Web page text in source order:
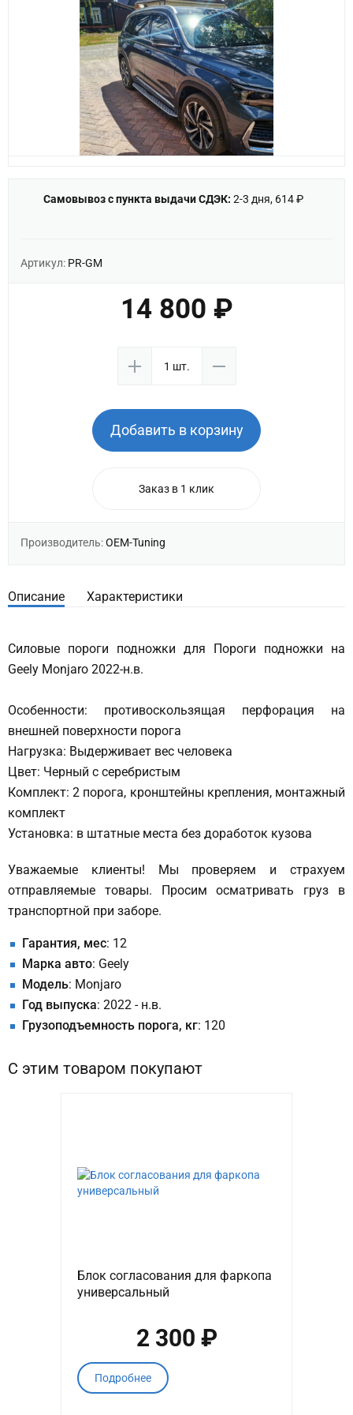
Самовывоз с пункта выдачи СДЭК: 2-3 дня, 614 ₽
Артикул: PR-GM
14 800 ₽
Добавить в корзину
Заказ в 1 клик
Производитель:OEM-Tuning
Описание Характеристики
Силовые пороги подножки для Пороги подножки на
Geely Monjaro 2022-н.в.
Особенности: противоскользящая перфорация на
внешней поверхности порога
Нагрузка: Выдерживает вес человека
Цвет: Черный с серебристым
Комплект: 2 порога, кронштейны крепления, монтажный
комплект
Установка: в штатные места без доработок кузова
Уважаемые клиенты! Мы проверяем и страхуем
отправляемые товары. Просим осматривать груз в
транспортной при заборе.
Гарантия, мес: 12
Марка авто: Geely
Модель: Monjaro
Год выпуска: 2022 - н.в.
Грузоподъемность порога, кг: 120
С этим товаром покупают
Блок согласования для фаркопа
универсальный
2 300 ₽
Подробнее